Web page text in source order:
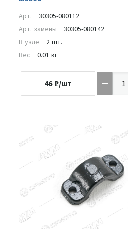
Арт.
30305-080112
Арт. замены
30305-080142
В узле
2 шт.
Вес
0.01 кг
46 ₽/шт